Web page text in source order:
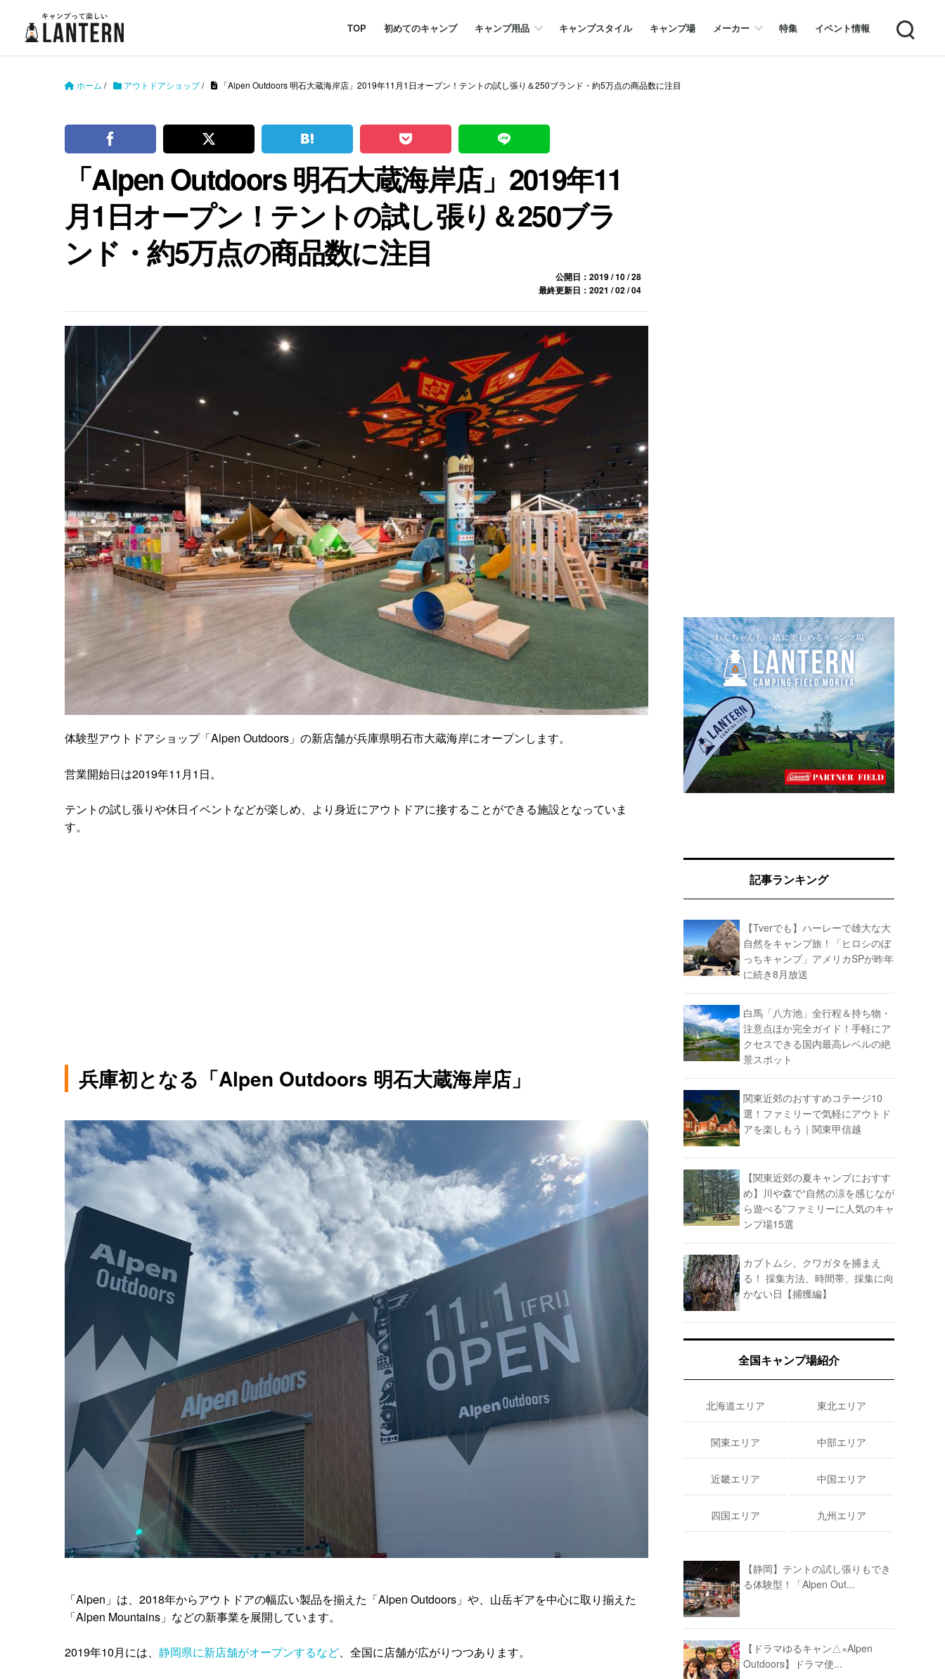
TOP 初めてのキャンプ キャンプ用品 キャンプスタイル キャンプ場 メーカー 特集 イベント情報 Search
ホーム / アウトドアショップ/ 「Alpen Outdoors 明石大蔵海岸店」2019年11月1日オープン！テントの試し張り＆250ブランド・約5万点の商品数に注目
「Alpen Outdoors 明石大蔵海岸店」2019年11
月1日オープン！テントの試し張り＆250ブラ
ンド・約5万点の商品数に注目
公開日：2019 / 10 / 28
最終更新日：2021 / 02 / 04
体験型アウトドアショップ「Alpen Outdoors」の新店舗が兵庫県明石市大蔵海岸にオープンします。
営業開始日は2019年11月1日。
テントの試し張りや休日イベントなどが楽しめ、より身近にアウトドアに接することができる施設となっていま
す。
兵庫初となる「Alpen Outdoors 明石大蔵海岸店」
「Alpen」は、2018年からアウトドアの幅広い製品を揃えた「Alpen Outdoors」や、山岳ギアを中心に取り揃えた
「Alpen Mountains」などの新事業を展開しています。
2019年10月には、 静岡県に新店舗がオープンするなど、全国に店舗が広がりつつあります。
記事ランキング
【Tverでも】ハーレーで雄大な大
自然をキャンプ旅！「ヒロシのぼ
っちキャンプ」アメリカSPが昨年
に続き8月放送
白馬「八方池」全行程＆持ち物・
注意点ほか完全ガイド！手軽にア
クセスできる国内最高レベルの絶
景スポット
関東近郊のおすすめコテージ10
選！ファミリーで気軽にアウトド
アを楽しもう｜関東甲信越
【関東近郊の夏キャンプにおすす
め】川や森で“自然の涼を感じなが
ら遊べる”ファミリーに人気のキャ
ンプ場15選
カブトムシ、クワガタを捕まえ
る！ 採集方法、時間帯、採集に向
かない日【捕獲編】
全国キャンプ場紹介
北海道エリア 東北エリア
関東エリア 中部エリア
近畿エリア 中国エリア
四国エリア 九州エリア
【静岡】テントの試し張りもでき
る体験型！「Alpen Out...
【ドラマゆるキャン△×Alpen
Outdoors】ドラマ使...